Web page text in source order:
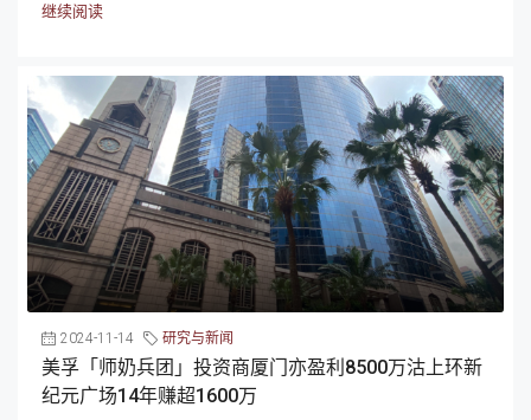
继续阅读
2024-11-14 研究与新闻
美孚「师奶兵团」投资商厦门亦盈利8500万沽上环新
纪元广场14年赚超1600万